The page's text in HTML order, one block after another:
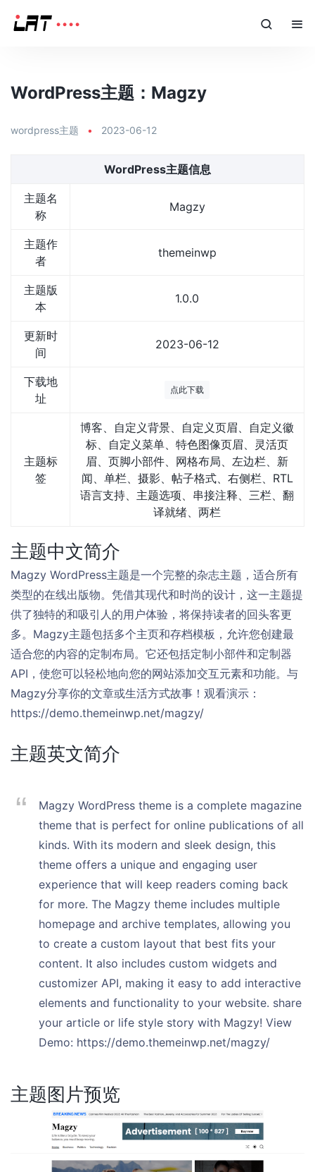
WordPress主题：Magzy
wordpress主题 • 2023-06-12
WordPress主题信息
主题名
称
Magzy
主题作
者
themeinwp
主题版
本
1.0.0
更新时
间
2023-06-12
下载地
址
点此下载
主题标
签
博客、自定义背景、自定义页眉、自定义徽
标、自定义菜单、特色图像页眉、灵活页
眉、页脚小部件、网格布局、左边栏、新
闻、单栏、摄影、帖子格式、右侧栏、RTL
语言支持、主题选项、串接注释、三栏、翻
译就绪、两栏
主题中文简介
Magzy WordPress主题是一个完整的杂志主题，适合所有
类型的在线出版物。凭借其现代和时尚的设计，这一主题提
供了独特的和吸引人的用户体验，将保持读者的回头客更
多。Magzy主题包括多个主页和存档模板，允许您创建最
适合您的内容的定制布局。它还包括定制小部件和定制器
API，使您可以轻松地向您的网站添加交互元素和功能。与
Magzy分享你的文章或生活方式故事！观看演示：
https://demo.themeinwp.net/magzy/
主题英文简介
Magzy WordPress theme is a complete magazine
theme that is perfect for online publications of all
kinds. With its modern and sleek design, this
theme offers a unique and engaging user
experience that will keep readers coming back
for more. The Magzy theme includes multiple
homepage and archive templates, allowing you
to create a custom layout that best fits your
content. It also includes custom widgets and
customizer API, making it easy to add interactive
elements and functionality to your website. share
your article or life style story with Magzy! View
Demo: https://demo.themeinwp.net/magzy/
主题图片预览